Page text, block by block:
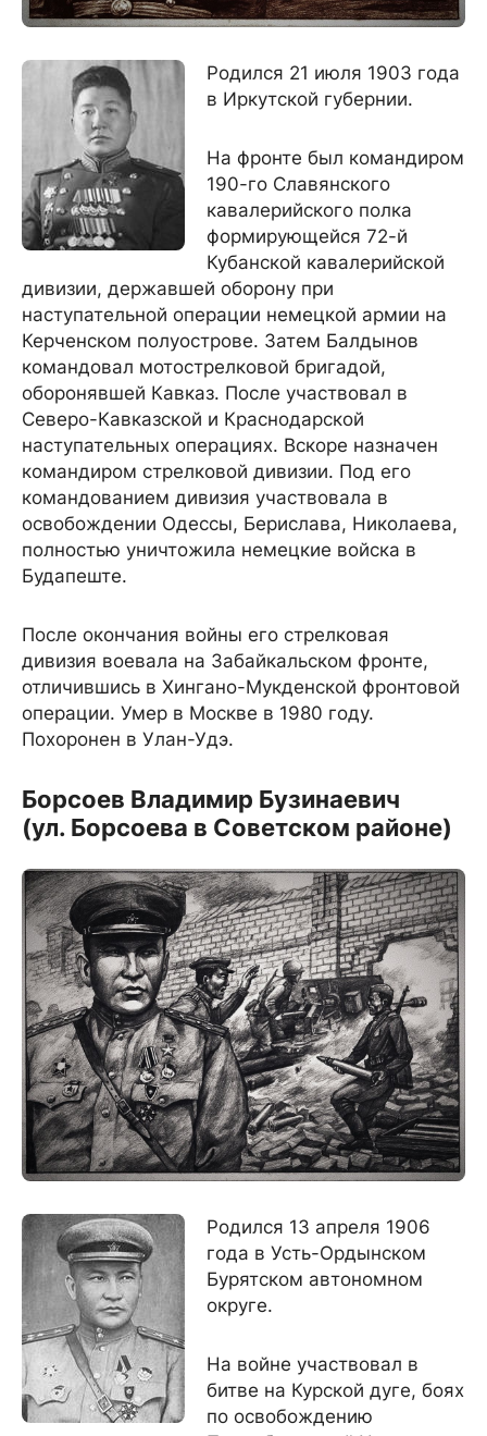
Родился 21 июля 1903 года
в Иркутской губернии.
На фронте был командиром
190-го Славянского
кавалерийского полка
формирующейся 72-й
Кубанской кавалерийской
дивизии, державшей оборону при
наступательной операции немецкой армии на
Керченском полуострове. Затем Балдынов
командовал мотострелковой бригадой,
оборонявшей Кавказ. После участвовал в
Северо-Кавказской и Краснодарской
наступательных операциях. Вскоре назначен
командиром стрелковой дивизии. Под его
командованием дивизия участвовала в
освобождении Одессы, Берислава, Николаева,
полностью уничтожила немецкие войска в
Будапеште.
После окончания войны его стрелковая
дивизия воевала на Забайкальском фронте,
отличившись в Хингано-Мукденской фронтовой
операции. Умер в Москве в 1980 году.
Похоронен в Улан-Удэ.
Борсоев Владимир Бузинаевич
(ул. Борсоева в Советском районе)
Родился 13 апреля 1906
года в Усть-Ордынском
Бурятском автономном
округе.
На войне участвовал в
битве на Курской дуге, боях
по освобождению